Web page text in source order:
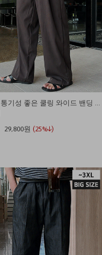
[HEN.27] 통기성 좋은 쿨링 와이드 밴딩 슬랙스
29,800원 (25%↓)